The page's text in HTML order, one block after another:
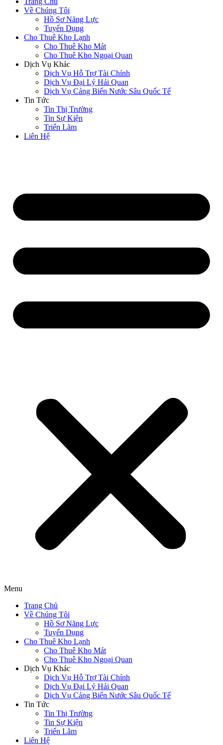
Về Chúng Tôi
Hồ Sơ Năng Lực
Tuyển Dụng
Cho Thuê Kho Lạnh
Cho Thuê Kho Mát
Cho Thuê Kho Ngoại Quan
Dịch Vụ Khác
Dịch Vụ Hỗ Trợ Tài Chính
Dịch Vụ Đại Lý Hải Quan
Dịch Vụ Cảng Biển Nước Sâu Quốc Tế
Tin Tức
Tin Thị Trường
Tin Sự Kiện
Triển Lãm
Liên Hệ
Menu
Trang Chủ
Về Chúng Tôi
Hồ Sơ Năng Lực
Tuyển Dụng
Cho Thuê Kho Lạnh
Cho Thuê Kho Mát
Cho Thuê Kho Ngoại Quan
Dịch Vụ Khác
Dịch Vụ Hỗ Trợ Tài Chính
Dịch Vụ Đại Lý Hải Quan
Dịch Vụ Cảng Biển Nước Sâu Quốc Tế
Tin Tức
Tin Thị Trường
Tin Sự Kiện
Triển Lãm
Liên Hệ